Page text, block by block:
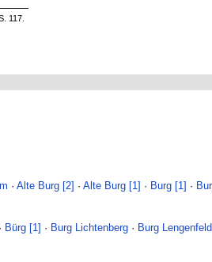
117.
·Alte Burg [2] ·Alte Burg [1] · Burg [1] ·
· Bürg [1] · Burg Lichtenberg · Burg Lengenfeld